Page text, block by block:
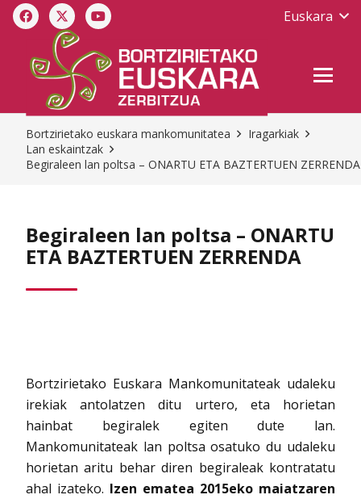
Euskara
Bortzirietako euskara mankomunitatea
Iragarkiak
Lan eskaintzak
Begiraleen lan poltsa – ONARTU ETA BAZTERTUEN ZERRENDA
Begiraleen lan poltsa – ONARTU
ETA BAZTERTUEN ZERRENDA
Bortzirietako Euskara Mankomunitateak udaleku
irekiak antolatzen ditu urtero, eta horietan
hainbat begiralek egiten dute lan.
Mankomunitateak lan poltsa osatuko du udaleku
horietan aritu behar diren begiraleak kontratatu
ahal izateko. Izen ematea 2015eko maiatzaren